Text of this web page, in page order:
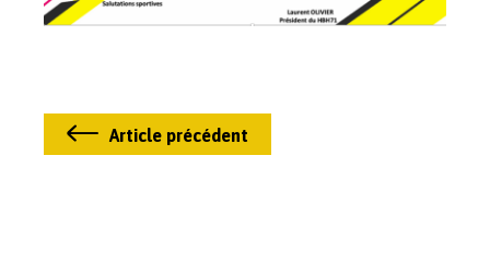
Article précédent